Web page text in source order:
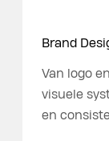
Brand
Van logo
visuele
en